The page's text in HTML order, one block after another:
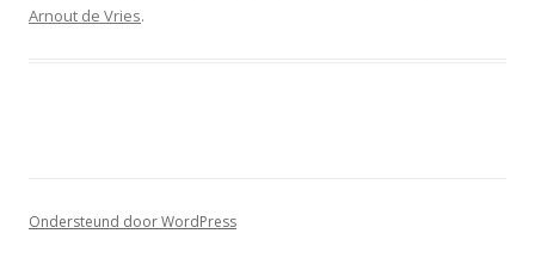
Arnout de Vries.
Ondersteund door WordPress